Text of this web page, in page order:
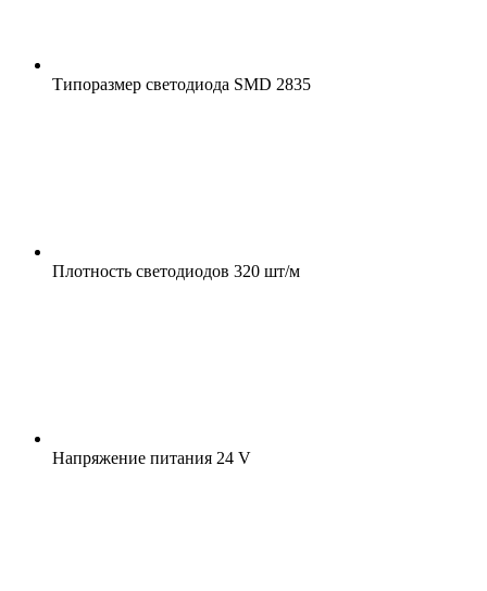
Типоразмер светодиода SMD 2835
Плотность светодиодов 320 шт/м
Напряжение питания 24 V